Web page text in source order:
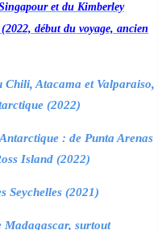
et du Kimberley
début du voyage, ancien
Chili, Atacama et Valparaiso,
(2022)
: de Punta Arenas
Island (2022)
Seychelles (2021)
Madagascar, surtout